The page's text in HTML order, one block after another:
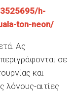
h-
ton-neon/
Ας
σε
και
λόγους-αιτίες